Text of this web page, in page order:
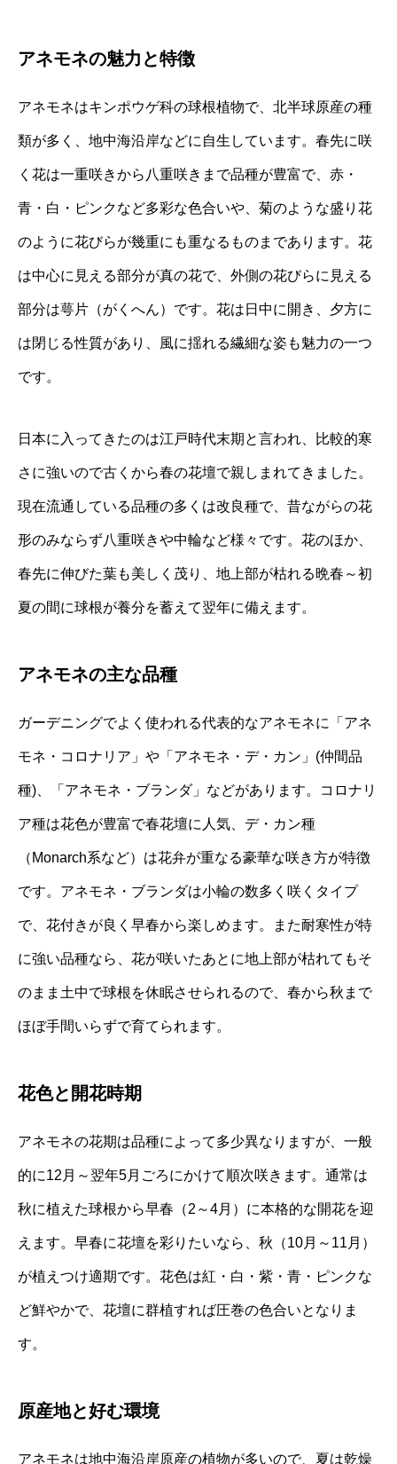
アネモネの魅力と特徴
アネモネはキンポウゲ科の球根植物で、北半球原産の種
類が多く、地中海沿岸などに自生しています。春先に咲
く花は一重咲きから八重咲きまで品種が豊富で、赤・
青・白・ピンクなど多彩な色合いや、菊のような盛り花
のように花びらが幾重にも重なるものまであります。花
は中心に見える部分が真の花で、外側の花びらに見える
部分は萼片（がくへん）です。花は日中に開き、夕方に
は閉じる性質があり、風に揺れる繊細な姿も魅力の一つ
です。
日本に入ってきたのは江戸時代末期と言われ、比較的寒
さに強いので古くから春の花壇で親しまれてきました。
現在流通している品種の多くは改良種で、昔ながらの花
形のみならず八重咲きや中輪など様々です。花のほか、
春先に伸びた葉も美しく茂り、地上部が枯れる晩春～初
夏の間に球根が養分を蓄えて翌年に備えます。
アネモネの主な品種
ガーデニングでよく使われる代表的なアネモネに「アネ
モネ・コロナリア」や「アネモネ・デ・カン」(仲間品
種)、「アネモネ・ブランダ」などがあります。コロナリ
ア種は花色が豊富で春花壇に人気、デ・カン種
（Monarch系など）は花弁が重なる豪華な咲き方が特徴
です。アネモネ・ブランダは小輪の数多く咲くタイプ
で、花付きが良く早春から楽しめます。また耐寒性が特
に強い品種なら、花が咲いたあとに地上部が枯れてもそ
のまま土中で球根を休眠させられるので、春から秋まで
ほぼ手間いらずで育てられます。
花色と開花時期
アネモネの花期は品種によって多少異なりますが、一般
的に12月～翌年5月ごろにかけて順次咲きます。通常は
秋に植えた球根から早春（2～4月）に本格的な開花を迎
えます。早春に花壇を彩りたいなら、秋（10月～11月）
が植えつけ適期です。花色は紅・白・紫・青・ピンクな
ど鮮やかで、花壇に群植すれば圧巻の色合いとなりま
す。
原産地と好む環境
アネモネは地中海沿岸原産の植物が多いので、夏は乾燥